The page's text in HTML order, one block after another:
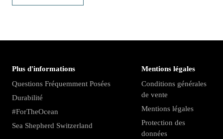
Plus d'informations
Questions Fréquemment Posées
Durabilité
#ForTheOcean
Sea Shepherd Switzerland
Mentions légales
Conditions générales
de vente
Mentions légales
Protection des
données